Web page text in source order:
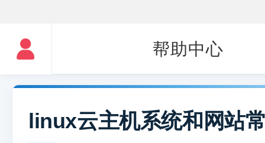
帮助中心
linux云主机系统和网站